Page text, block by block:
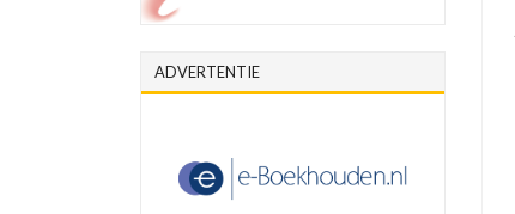
ADVERTENTIE